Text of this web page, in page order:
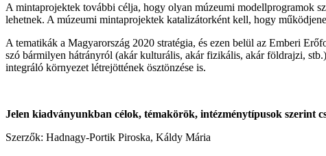
A mintaprojektek további célja, hogy olyan múzeumi modellprogramok
lehetnek. A múzeumi mintaprojektek katalizátorként kell, hogy
A tematikák a Magyarország 2020 stratégia, és ezen belül az Emberi
szó bármilyen hátrányról (akár kulturális, akár fizikális, akár földrajzi,
integráló környezet létrejöttének ösztönzése is.
Jelen kiadványunkban célok, témakörök, intézménytípusok szerint
Szerzők: Hadnagy-Portik Piroska, Káldy Mária